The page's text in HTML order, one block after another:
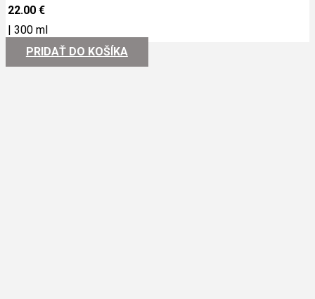
22.00€
|300 ml
PRIDAŤ DO KOŠÍKA